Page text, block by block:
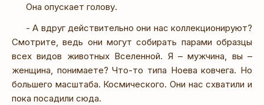
Она опускает голову.
- А вдруг действительно они нас коллекционируют?
Смотрите, ведь они могут собирать парами образцы
всех видов животных Вселенной. Я – мужчина, вы –
женщина, понимаете? Что-то типа Ноева ковчега. Но
большего масштаба. Космического. Они нас схватили и
пока посадили сюда.